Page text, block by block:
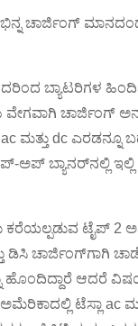
ಚಾರ್ಜಿಂಗ್
ಬ್ಯಾಟರಿಗಳ
ವೇಗವಾಗಿ ಚಾರ್ಜಿಂಗ್
dc ಎರಡನ್ನೂ
ಅಪ್ ಬ್ಯಾನರ್‌ನಲ್ಲಿ
ಕರೆಯಲ್ಪಡುವ ಟೈಪ್
ಚಾರ್ಜಿಂಗ್‌ಗಾಗಿ
ಆದರೆ
ಟೆಸ್ಲಾ ac